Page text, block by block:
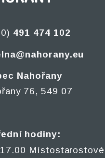
491 474 102
Nahořany
76, 549 07
hodiny:
Místostarostové